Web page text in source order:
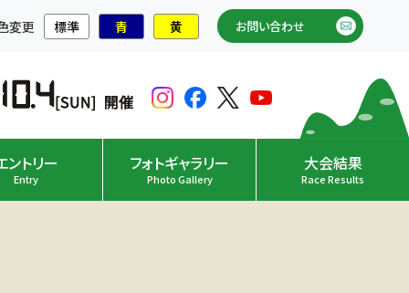
変更 標準 青 黄 お問い合わせ
ントリー
Entry
フォトギャラリー
Photo Gallery
大会結果
Race Results